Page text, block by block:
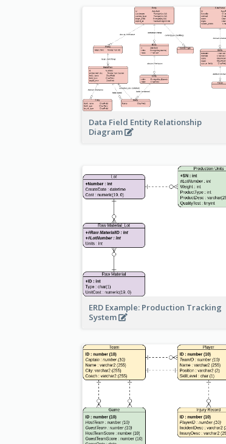
Data Field Entity Relationship
Diagram
ERD Example: Production Tracking
System